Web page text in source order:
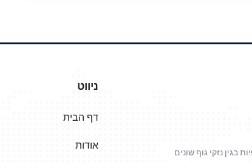
בגין נזקי גוף שונים
ניווט
דף הבית
אודות